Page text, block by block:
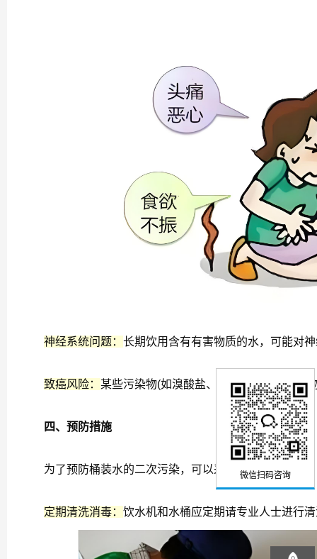
神经系统问题： 长期饮用含有有害物质的水，可能对
致癌风险： 某些污染物(如溴酸盐、高分子聚合物渗出
四、预防措施
为了预防桶装水的二次污染，可以采取以下措施：
定期清洗消毒： 饮水机和水桶应定期请专业人士进行